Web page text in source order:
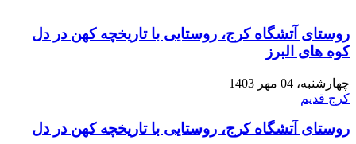
روستای آتشگاه کرج، روستایی با تاریخچه کهن در دل
کوه های البرز
چهارشنبه، 04 مهر 1403
کرج قدیم
روستای آتشگاه کرج، روستایی با تاریخچه کهن در دل